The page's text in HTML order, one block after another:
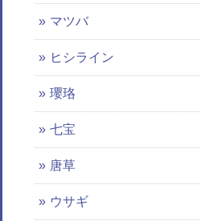
マツバ
ヒシライン
瓔珞
七宝
唐草
ウサギ